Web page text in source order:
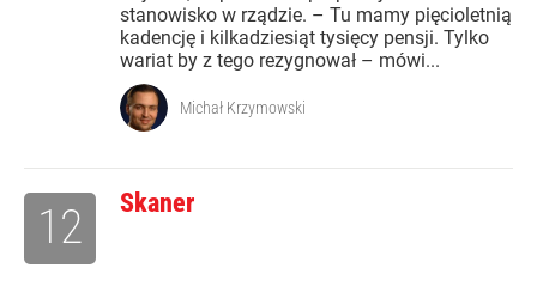
stanowisko w rządzie. – Tu mamy pięcioletnią
kadencję i kilkadziesiąt tysięcy pensji. Tylko
wariat by z tego rezygnował – mówi...
Michał Krzymowski
Skaner
12